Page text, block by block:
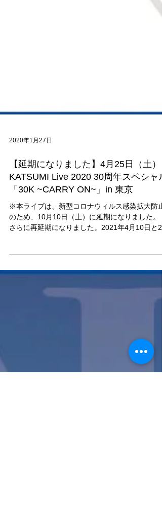
2020年1月27日
【延期になりました】4月25日（土）
KATSUMI Live 2020 30周年スペシャル
※本ライブは、新型コロナウィルス感染拡大防止
さらに再延期になりました。2021年4月10日と24
日の2日間に分けて行う予定です。 《KATSUMI
Live 2020「30K ~CARRY ON~」》...